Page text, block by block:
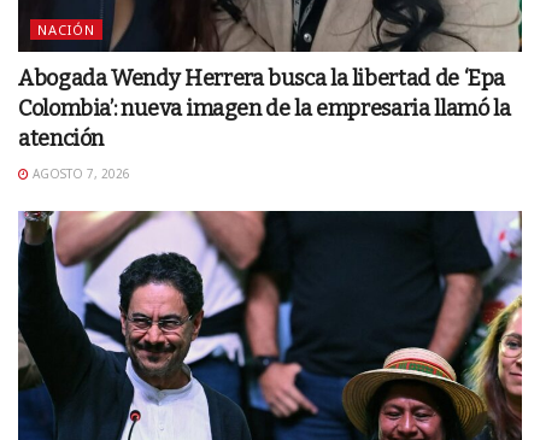
NACIÓN
Abogada Wendy Herrera busca la libertad de ‘Epa
Colombia’: nueva imagen de la empresaria llamó la
atención
AGOSTO 7, 2026